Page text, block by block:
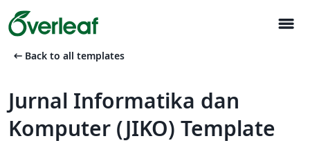
menu
arrow_left_alt Back to all templates
Jurnal Informatika dan
Komputer (JIKO) Template